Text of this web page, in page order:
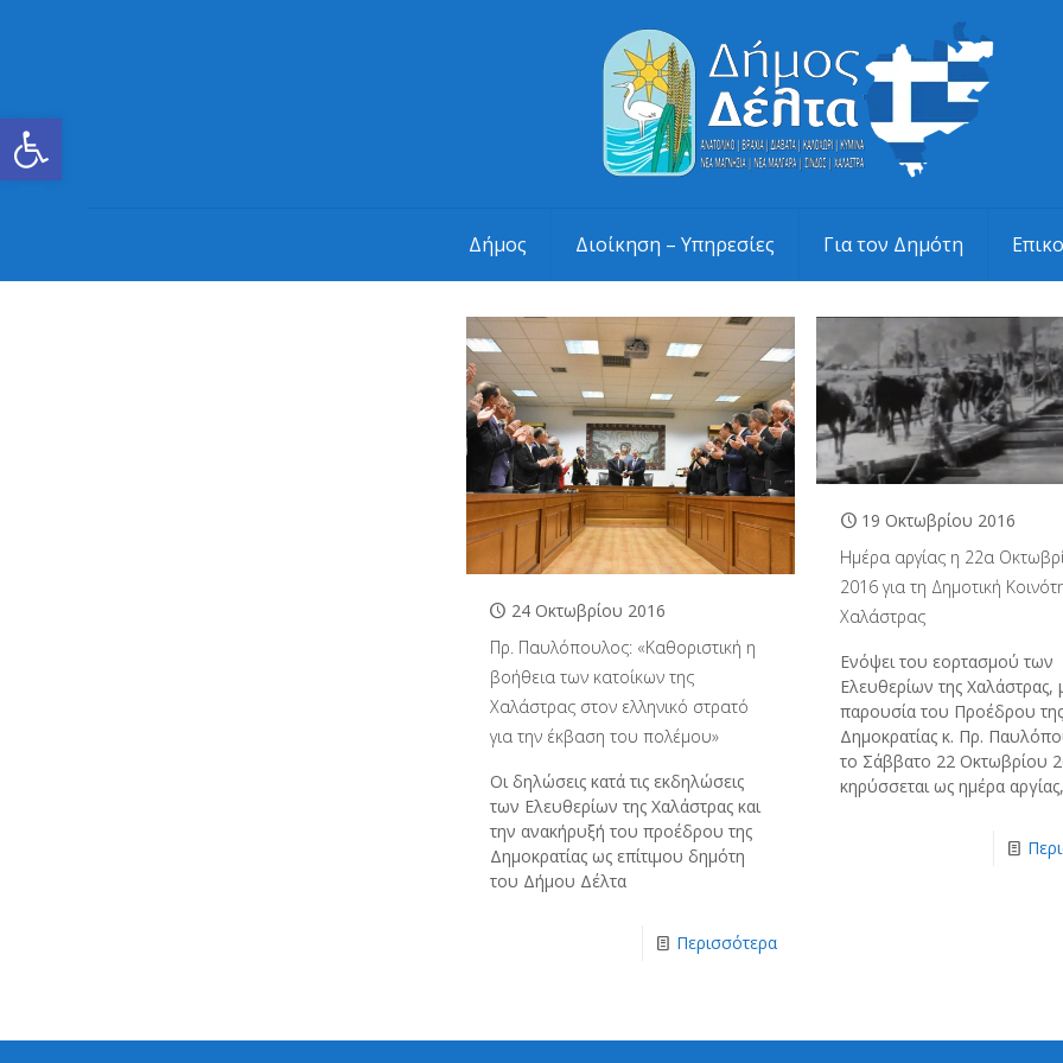
Ανοίξτε τη γραμμή εργαλείων
Δήμος Διοίκηση – Υπηρεσίες Για τον Δημότη
24 Οκτωβρίου 2016
Πρ. Παυλόπουλος: «Καθοριστική η
βοήθεια των κατοίκων της
Χαλάστρας στον ελληνικό στρατό
για την έκβαση του πολέμου»
Οι δηλώσεις κατά τις εκδηλώσεις
των Ελευθερίων της Χαλάστρας και
την ανακήρυξή του προέδρου της
Δημοκρατίας ως επίτιμου δημότη
του Δήμου Δέλτα
Περισσότερα
19 Οκτωβρίου 2016
Ημέρα αργίας η 22α
2016 για τη Δημοτική
Χαλάστρας
Ενόψει του εορτασμού των
Ελευθερίων της Χαλάστρας,
παρουσία του Προέδρου της
Δημοκρατίας κ. Πρ.
το Σάββατο 22 Οκτωβρίου
κηρύσσεται ως ημέρα αργίας,